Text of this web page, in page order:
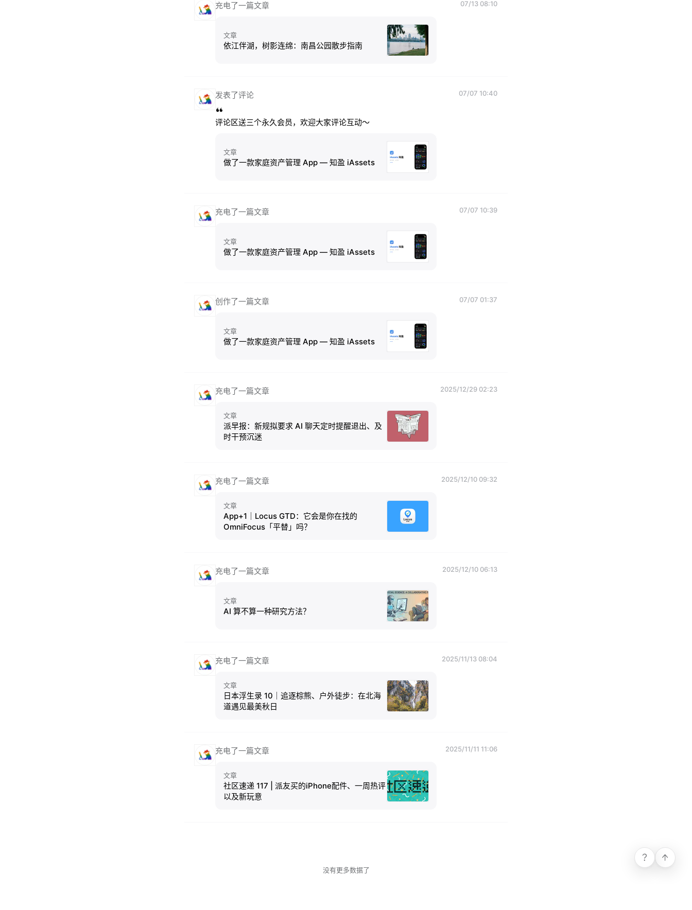
充电了一篇文章 07/13 08:10
文章
依江伴湖，树影连绵：南昌公园散步指南
发表了评论 07/07 10:40
评论区送三个永久会员，欢迎大家评论互动～
文章
做了一款家庭资产管理 App — 知盈 iAssets
充电了一篇文章 07/07 10:39
文章
做了一款家庭资产管理 App — 知盈 iAssets
创作了一篇文章 07/07 01:37
文章
做了一款家庭资产管理 App — 知盈 iAssets
充电了一篇文章 2025/12/29 02:23
文章
派早报：新规拟要求 AI 聊天定时提醒退出、及
时干预沉迷
充电了一篇文章 2025/12/10 09:32
文章
App+1｜Locus GTD：它会是你在找的
OmniFocus「平替」吗？
充电了一篇文章 2025/12/10 06:13
文章
AI 算不算一种研究方法？
充电了一篇文章 2025/11/13 08:04
文章
日本浮生录 10｜追逐棕熊、户外徒步：在北海
道遇见最美秋日
充电了一篇文章 2025/11/11 11:06
文章
社区速递 117 | 派友买的iPhone配件、一周热评
以及新玩意
没有更多数据了